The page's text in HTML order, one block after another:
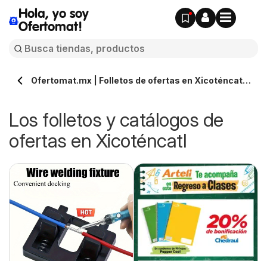
Hola, yo soy
Ofertomat!
Ofertomat.mx | Folletos de ofertas en Xicoténcatl »
Los folletos y catálogos de
ofertas en Xicoténcatl